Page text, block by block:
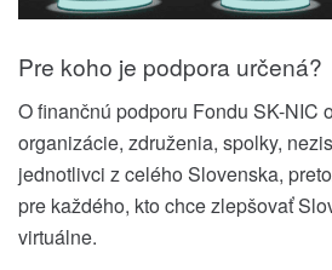
Pre koho je podpora určená?
O finančnú podporu Fondu SK-NIC
organizácie, združenia, spolky,
jednotlivci z celého Slovenska,
pre každého, kto chce zlepšovať
virtuálne.